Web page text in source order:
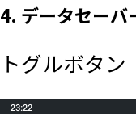
4. データセーバ
トグルボタ